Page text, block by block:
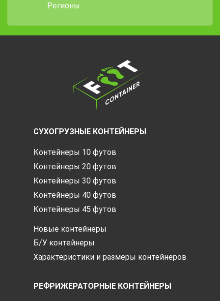
Регионы
СУХОГРУЗНЫЕ КОНТЕЙНЕРЫ
Контейнеры 10 футов
Контейнеры 20 футов
Контейнеры 30 футов
Контейнеры 40 футов
Контейнеры 45 футов
Новые контейнеры
Б/У контейнеры
Характеристики и размеры контейнеров
РЕФРИЖЕРАТОРНЫЕ КОНТЕЙНЕРЫ